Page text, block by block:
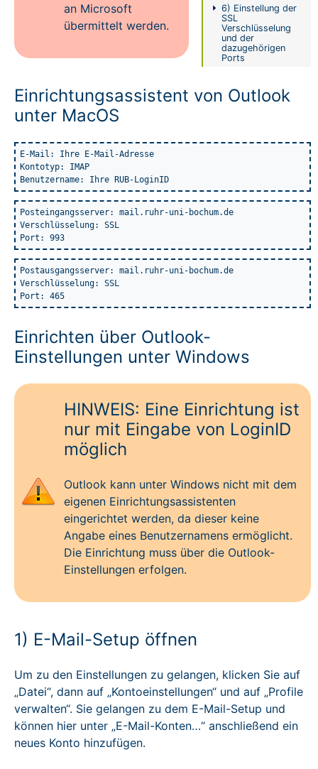
6) Einstellung der
SSL
Verschlüsselung
und der
dazugehörigen
Ports
an Microsoft
übermittelt werden.
Einrichtungsassistent von Outlook
unter MacOS
E-Mail: Ihre E-Mail-Adresse
Kontotyp: IMAP
Benutzername: Ihre RUB-LoginID
Posteingangsserver: mail.ruhr-uni-bochum.de
Verschlüsselung: SSL
Port: 993
Postausgangsserver: mail.ruhr-uni-bochum.de
Verschlüsselung: SSL
Port: 465
Einrichten über Outlook-
Einstellungen unter Windows
HINWEIS: Eine Einrichtung ist
nur mit Eingabe von LoginID
möglich
Outlook kann unter Windows nicht mit dem
eigenen Einrichtungsassistenten
eingerichtet werden, da dieser keine
Angabe eines Benutzernamens ermöglicht.
Die Einrichtung muss über die Outlook-
Einstellungen erfolgen.
1) E-Mail-Setup öffnen
Um zu den Einstellungen zu gelangen, klicken Sie auf
„Datei“, dann auf „Kontoeinstellungen“ und auf „Profile
verwalten“. Sie gelangen zu dem E-Mail-Setup und
können hier unter „E-Mail-Konten…“ anschließend ein
neues Konto hinzufügen.